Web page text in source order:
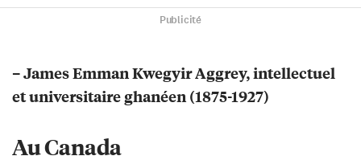
Publicité
– James Emman Kwegyir Aggrey, intellectuel
et universitaire ghanéen (1875-1927)
Au Canada